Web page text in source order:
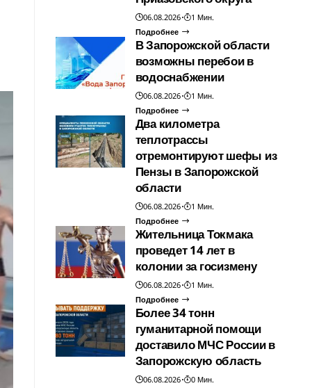
06.08.2026
1 Мин.
Подробнее
В Запорожской области
возможны перебои в
водоснабжении
06.08.2026
1 Мин.
Подробнее
Два километра
теплотрассы
отремонтируют шефы из
Пензы в Запорожской
области
06.08.2026
1 Мин.
Подробнее
Жительница Токмака
проведет 14 лет в
колонии за госизмену
06.08.2026
1 Мин.
Подробнее
Более 34 тонн
гуманитарной помощи
доставило МЧС России в
Запорожскую область
06.08.2026
0 Мин.